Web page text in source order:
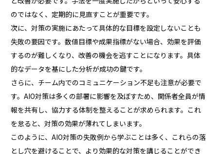
のではなく、定期的に見直すことが重要です。
次に、対策の実施にあたって具体的な目標を設定しないことも
失敗の要因です。数値目標や成果指標がない場合、効果を評価
するのが難しくなり、改善の機会を逃すことになります。具体
的なデータを基にした分析が成功の鍵です。
さらに、チーム内でのコミュニケーション不足も注意が必要で
す。AIO対策は多くの部署に影響を及ぼすため、関係者全員が情
報を共有し、協力する体制を整えることが求められます。これ
を怠ると、対策の効果が薄れてしまいます。
このように、AIO対策の失敗例から学ぶことは多く、これらの落
とし穴を避けることで、より効果的な対策を講じることができ